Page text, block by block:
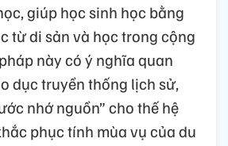
giúp học sinh học bằng
từ di sản và học trong cộng
này có ý nghĩa quan
dục truyền thống lịch sử,
nhớ nguồn” cho thế hệ
phục tính mùa vụ của du